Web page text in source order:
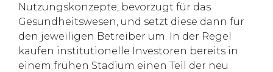
Nutzungskonzepte, bevorzugt für das
Gesundheitswesen, und setzt diese dann für
den jeweiligen Betreiber um. In der Regel
kaufen institutionelle Investoren bereits in
einem frühen Stadium einen Teil der neu